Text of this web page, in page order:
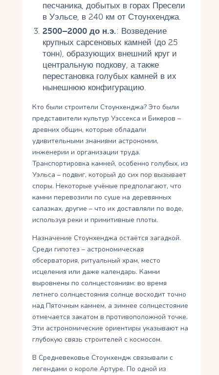
песчаника, добытых в горах Пресели
в Уэльсе, в 240 км от Стоунхенджа.
2500–2000 до н.э.: Возведение
крупных сарсеновых камней (до 25
тонн), образующих внешний круг и
центральную подкову, а также
перестановка голубых камней в их
нынешнюю конфигурацию.
Кто были строители Стоунхенджа? Это были
представители культур Уэссекса и Бикеров –
древних общин, которые обладали
удивительными знаниями астрономии,
инженерии и организации труда.
Транспортировка камней, особенно голубых, из
Уэльса – подвиг, который до сих пор вызывает
споры. Некоторые учёные предполагают, что
камни перевозили по суше на деревянных
салазках, другие – что их доставляли по воде,
используя реки и примитивные плоты.
Назначение Стоунхенджа остаётся загадкой.
Среди гипотез – астрономическая
обсерватория, ритуальный храм, место
исцеления или даже календарь. Камни
выровнены по солнцестояниям: во время
летнего солнцестояния солнце восходит точно
над Пяточным камнем, а зимнее солнцестояние
отмечается закатом в противоположной точке.
Эти астрономические ориентиры указывают на
глубокую связь строителей с космосом.
В Средневековье Стоунхендж связывали с
легендами о короле Артуре. По одной из